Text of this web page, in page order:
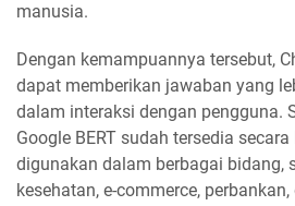
manusia.
Dengan kemampuannya tersebut,
dapat memberikan jawaban yang
dalam interaksi dengan pengguna.
Google BERT sudah tersedia
digunakan dalam berbagai bidang,
kesehatan, e-commerce,